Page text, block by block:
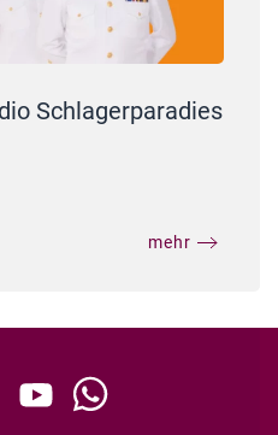
Schlagerparadies
mehr